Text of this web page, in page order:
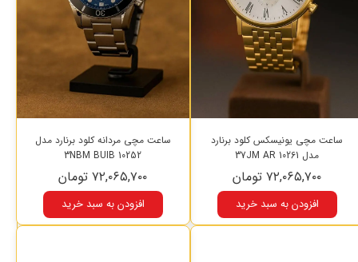
ساعت مچی یونیسکس کلود برنارد
مدل 10261 37JM AR
۷۲,۰۶۵,۷۰۰ تومان
افزودن به سبد خرید
ساعت مچی مردانه کلود برنارد مدل
10252 3NBM BUIB
۷۲,۰۶۵,۷۰۰ تومان
افزودن به سبد خرید